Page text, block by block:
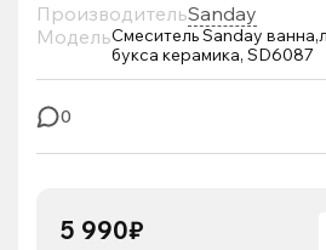
ПроизводительSanday
МодельСмеситель Sanday
букса керамика, SD6087
0
5 990₽